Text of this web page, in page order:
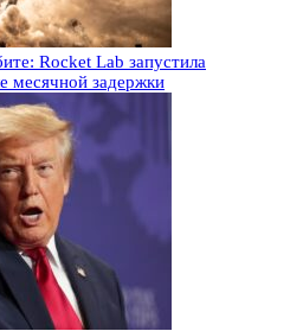
Rocket Lab запустила
месячной задержки